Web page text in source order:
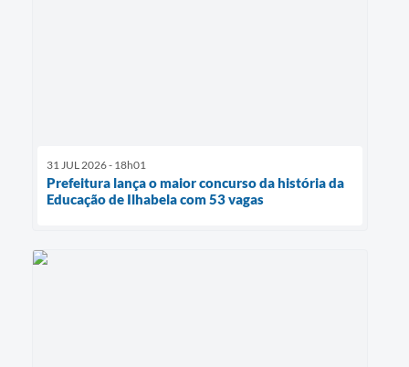
31 JUL 2026 - 18h01
Prefeitura lança o maior concurso da história da
Educação de Ilhabela com 53 vagas